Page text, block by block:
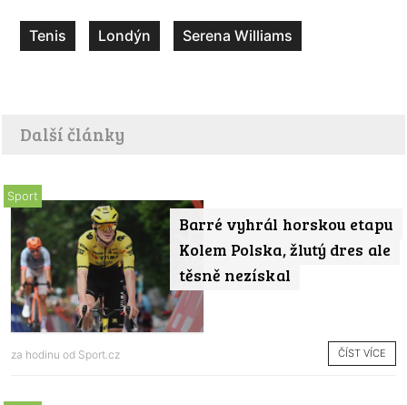
Tenis Londýn Serena Williams
Další články
Barré vyhrál horskou etapu
Kolem Polska, žlutý dres ale
těsně nezískal
Sport
za hodinu od Sport.cz ČÍST VÍCE